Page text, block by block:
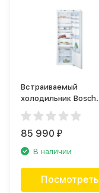
Встраиваемый
холодильник Bosch
KIR81AF20R
85 990₽
В наличии
Посмотреть